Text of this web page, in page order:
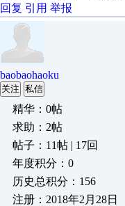
回复 引用 举报
baobaohaoku
关注 私信
精华：0帖
求助：2帖
帖子：11帖 | 17回
年度积分：0
历史总积分：156
注册：2018年2月28日